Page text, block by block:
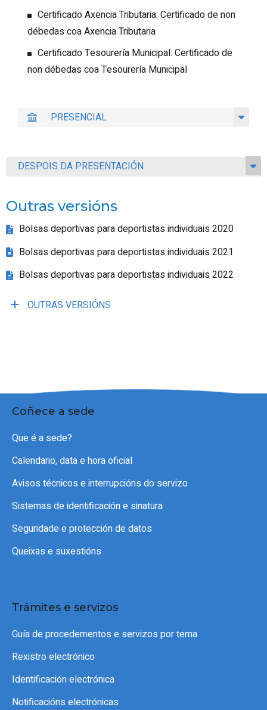
Certificado Axencia Tributaria: Certificado de non
débedas coa Axencia Tributaria
Certificado Tesourería Municipal: Certificado de
non débedas coa Tesourería Municipal
PRESENCIAL
DESPOIS DA PRESENTACIÓN
Outras versións
Bolsas deportivas para deportistas individuais 2020
Bolsas deportivas para deportistas individuais 2021
Bolsas deportivas para deportistas individuais 2022
OUTRAS VERSIÓNS
Coñece a sede
Que é a sede?
Calendario, data e hora oficial
Avisos técnicos e interrupcións do servizo
Sistemas de identificación e sinatura
Seguridade e protección de datos
Queixas e suxestións
Trámites e servizos
Guía de procedementos e servizos por tema
Rexistro electrónico
Identificación electrónica
Notificacións electrónicas